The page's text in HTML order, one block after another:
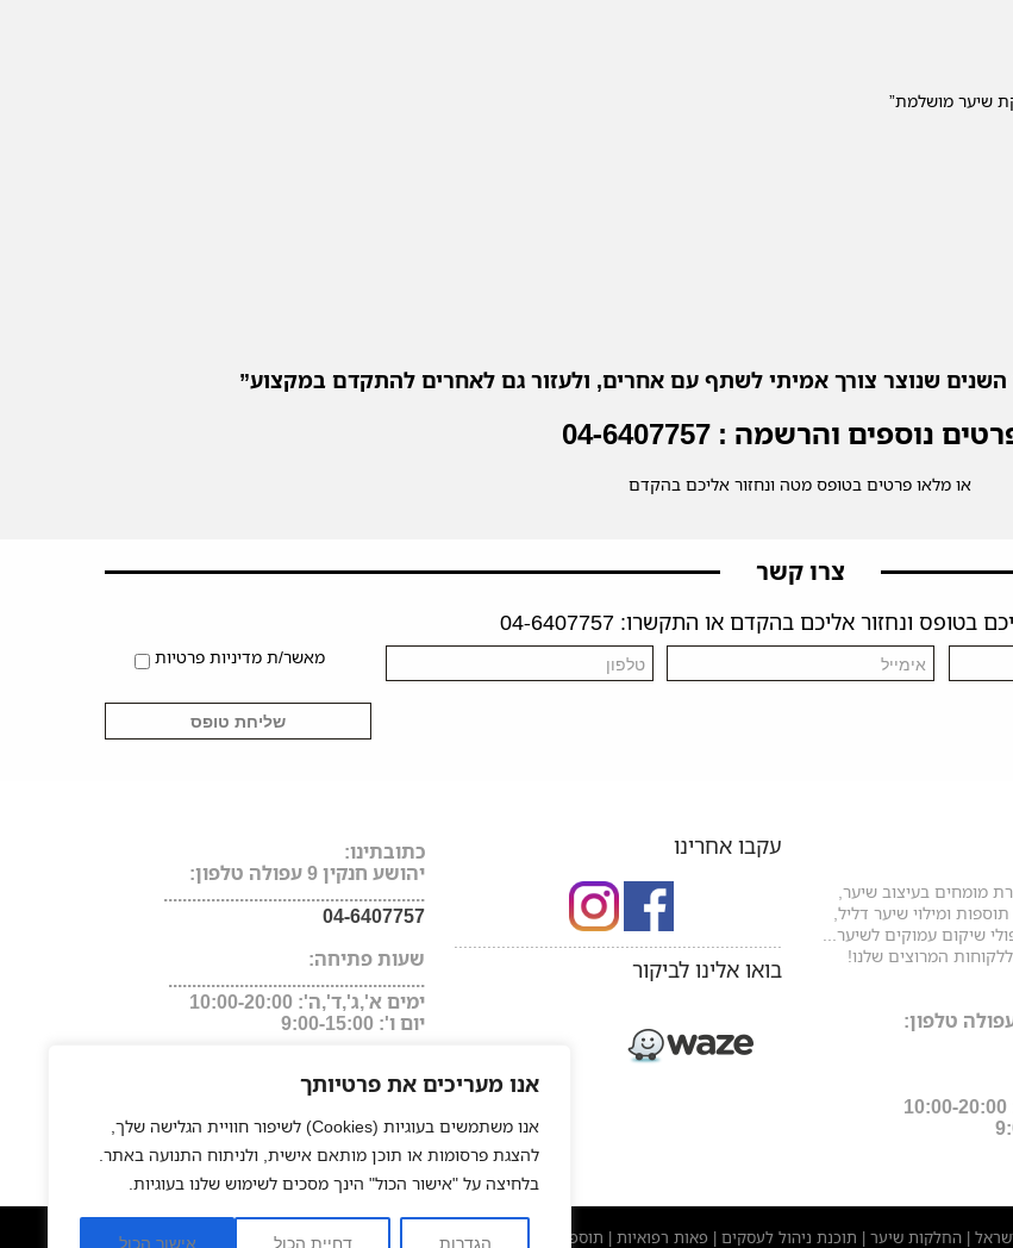
אנו מעריכים את פרטיותך
אנו משתמשים בעוגיות (Cookies) לשיפור חוויית הגלישה שלך,
להצגת פרסומות או תוכן מותאם אישית, ולניתוח התנועה באתר.
בלחיצה על "אישור הכול" הינך מסכים לשימוש שלנו בעוגיות.
הגדרות דחיית הכול אישור הכול
שיער מושלמת”
השנים שנוצר צורך אמיתי לשתף עם אחרים, ולעזור גם לאחרים להתקדם במקצוע”
נוספים והרשמה : 04-6407757
או מלאו פרטים בטופס מטה ונחזור אליכם בהקדם
צרו קשר
בטופס ונחזור אליכם בהקדם או התקשרו: 04-6407757
מאשר/ת מדיניות פרטיות
כתובתינו:
יהושע חנקין 9 עפולה טלפון:
.......................................................
04-6407757
שעות פתיחה:
......................................................
ימים א',ג',ד',ה': 10:00-20:00
יום ו': 9:00-15:00
עקבו אחרינו
בואו אלינו לביקור
מומחים בעיצוב שיער,
תוספות ומילוי שיער דליל,
שיקום עמוקים לשיער...
המרוצים שלנו!
החלקות שיער תוכנת ניהול לעסקים פאות רפואיות תוספות שיער החלקה יפנית פאות משיער טבעי|חנות אונליין למוצרי שיער